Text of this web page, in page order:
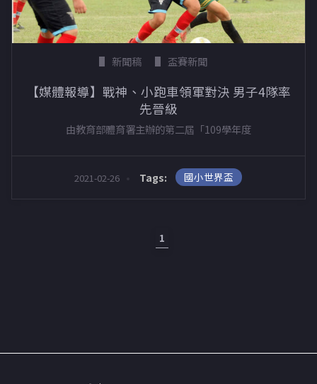
新聞稿 盃賽新聞
【媒體報導】戰神、小跑車領軍對決 男子4隊率
先晉級
由教育部體育署主辦的第二屆「109學年度
2021-02-26 Tags: 國小世界盃
1